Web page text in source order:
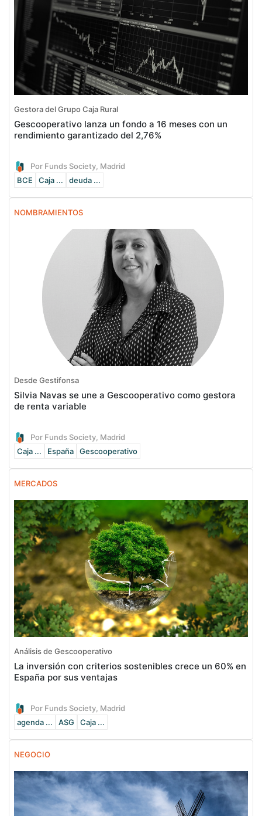
Gestora del Grupo Caja Rural
Gescooperativo lanza un fondo a 16 meses con un
rendimiento garantizado del 2,76%
Por Funds Society, Madrid
BCE
Caja ... deuda ...
NOMBRAMIENTOS
Desde Gestifonsa
Silvia Navas se une a Gescooperativo como gestora
de renta variable
Por Funds Society, Madrid
Caja ...
España Gescooperativo
MERCADOS
Análisis de Gescooperativo
La inversión con criterios sostenibles crece un 60% en
España por sus ventajas
Por Funds Society, Madrid
agenda ...
ASG Caja ...
NEGOCIO